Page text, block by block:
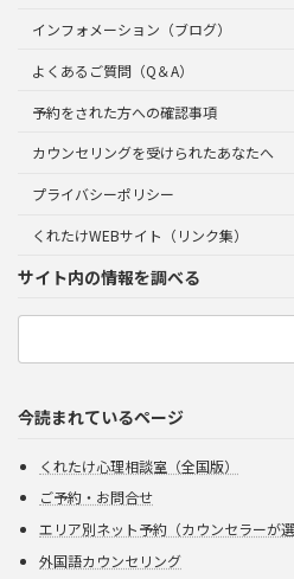
インフォメーション（ブログ）
よくあるご質問（Q＆A）
予約をされた方への確認事項
カウンセリングを受けられたあなたへ
プライバシーポリシー
くれたけWEBサイト（リンク集）
サイト内の情報を調べる
検
今読まれているページ
くれたけ心理相談室（全国版）
ご予約・お問合せ
エリア別ネット予約（カウンセラーが選
外国語カウンセリング